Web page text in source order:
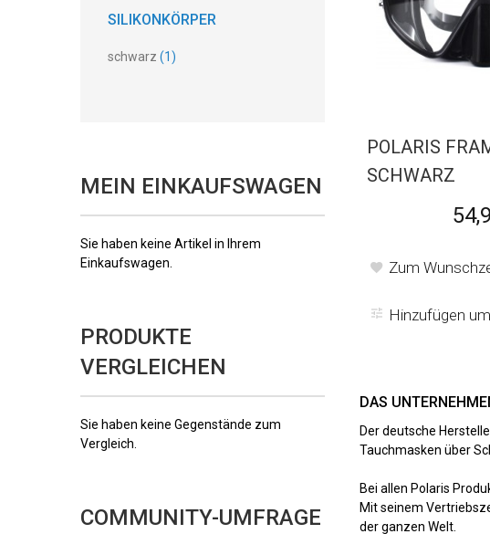
POLARIS
SCHWARZ
Zum
Hinzufügen
DAS
Der deutsche
Tauchmasken über
Bei allen Polaris
Mit seinem
der ganzen Welt.
SILIKONKÖRPER
schwarz (1)
MEIN EINKAUFSWAGEN
Sie haben keine Artikel in Ihrem
Einkaufswagen.
PRODUKTE
VERGLEICHEN
Sie haben keine Gegenstände zum
Vergleich.
COMMUNITY-UMFRAGE